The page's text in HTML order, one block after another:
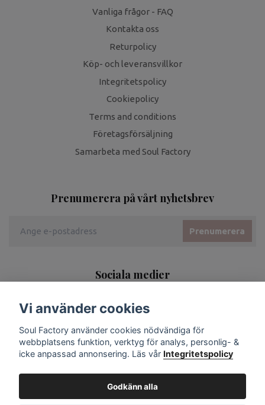
Vanliga frågor - FAQ
Kontakta oss
Returpolicy
Köp- och leveransvillkor
Integritetspolicy
Cookiepolicy
Terms and conditions
Företagsförsäljning
Samarbeta med Soul Factory
Prenumerera på vårt nyhetsbrev
Prenumerera
Sociala medier
Vi använder cookies
Soul Factory använder cookies nödvändiga för
webbplatsens funktion, verktyg för analys, personlig- &
icke anpassad annonsering. Läs vår Integritetspolicy
Godkänn alla